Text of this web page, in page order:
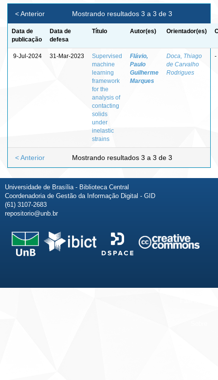
Mostrando resultados 3 a 3 de 3
< Anterior
Data de
publicação
Data de
defesa
Título Autor(es) Orientador(es)
9-Jul-2024 31-Mar-2023
Supervised
machine
learning
framework
for the
analysis of
contacting
solids
under
inelastic
strains
Flávio,
Paulo
Guilherme
Marques
Doca, Thiago
de Carvalho
Rodrigues
-
Mostrando resultados 3 a 3 de 3
< Anterior
Universidade de Brasília - Biblioteca Central
Coordenadoria de Gestão da Informação Digital - GID
(61) 3107-2683
repositorio@unb.br